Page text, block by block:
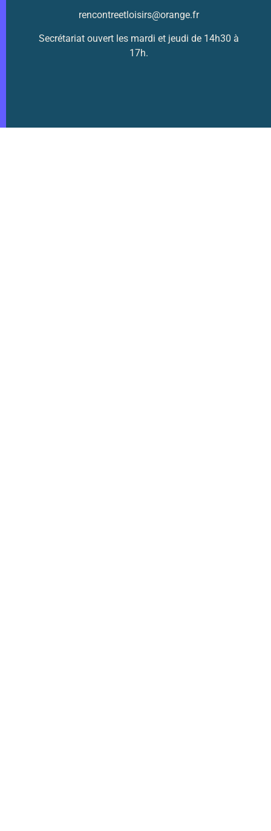
rencontreetloisirs@orange.fr
Secrétariat ouvert les mardi et jeudi de 14h30 à
17h.